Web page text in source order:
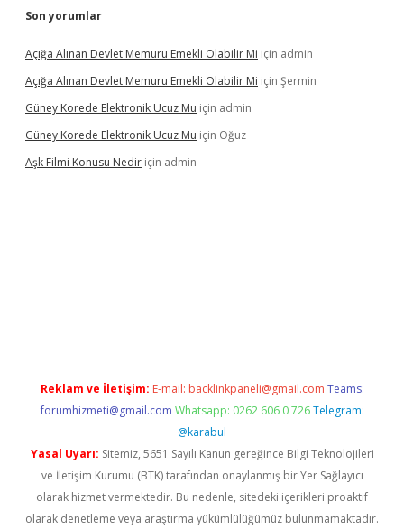
Son yorumlar
Açığa Alınan Devlet Memuru Emekli Olabilir Mi için admin
Açığa Alınan Devlet Memuru Emekli Olabilir Mi için Şermin
Güney Korede Elektronik Ucuz Mu için admin
Güney Korede Elektronik Ucuz Mu için Oğuz
Aşk Filmi Konusu Nedir için admin
Reklam ve İletişim: E-mail: backlinkpaneli@gmail.com Teams:
forumhizmeti@gmail.com Whatsapp: 0262 606 0 726 Telegram:
@karabul
Yasal Uyarı: Sitemiz, 5651 Sayılı Kanun gereğince Bilgi Teknolojileri
ve İletişim Kurumu (BTK) tarafından onaylanmış bir Yer Sağlayıcı
olarak hizmet vermektedir. Bu nedenle, sitedeki içerikleri proaktif
olarak denetleme veya araştırma yükümlülüğümüz bulunmamaktadır.